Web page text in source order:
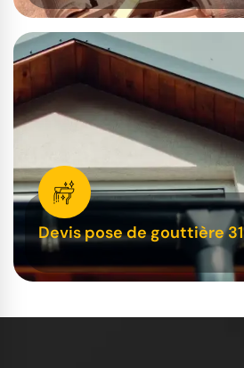
Devis pose de gouttière 31